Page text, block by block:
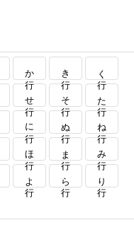
か行 き行 く行
せ行 そ行 た行
に行 ぬ行 ね行
ほ行 ま行 み行
よ行 ら行 り行